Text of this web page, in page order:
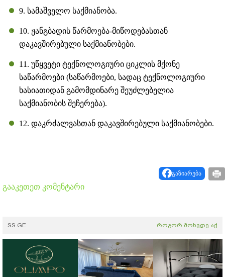
9. სამაშველო საქმიანობა.
10. ჟანგბადის წარმოება-მიწოდებასთან
დაკავშირებული საქმიანობები.
11. უწყვეტი ტექნოლოგიური ციკლის მქონე
საწარმოები (საწარმოები, სადაც ტექნოლოგიური
ხასიათიდან გამომდინარე შეუძლებელია
საქმიანობის შეჩერება).
12. დაკრძალვასთან დაკავშირებული საქმიანობები.
გაზიარება
გააკეთეთ კომენტარი
SS.GE როგორ მოხვდე აქ